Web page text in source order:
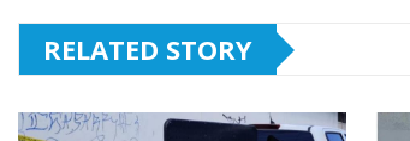
RELATED STORY